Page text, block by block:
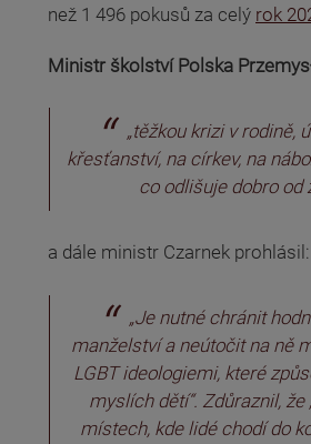
než 1 496 pokusů za celý rok
(odkaz je externí)
Ministr školství Polska
„těžkou krizi v rodině,
křesťanství, na církev, na
co odlišuje dobro od
a dále ministr Czarnek prohlásil:
„Je nutné chránit
manželství a neútočit na ně
LGBT ideologiemi, které
myslích dětí“. Zdůraznil, že
místech, kde lidé chodí do